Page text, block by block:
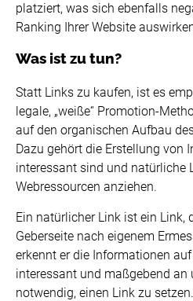
platziert, was sich ebenfalls
Ranking Ihrer Website
Was ist zu tun?
Statt Links zu kaufen, ist es
legale, „weiße“ Promotion-
auf den organischen Aufbau
Dazu gehört die Erstellung von
interessant sind und natürliche
Webressourcen anziehen.
Ein natürlicher Link ist ein Link,
Geberseite nach eigenem
erkennt er die Informationen
interessant und maßgebend an
notwendig, einen Link zu